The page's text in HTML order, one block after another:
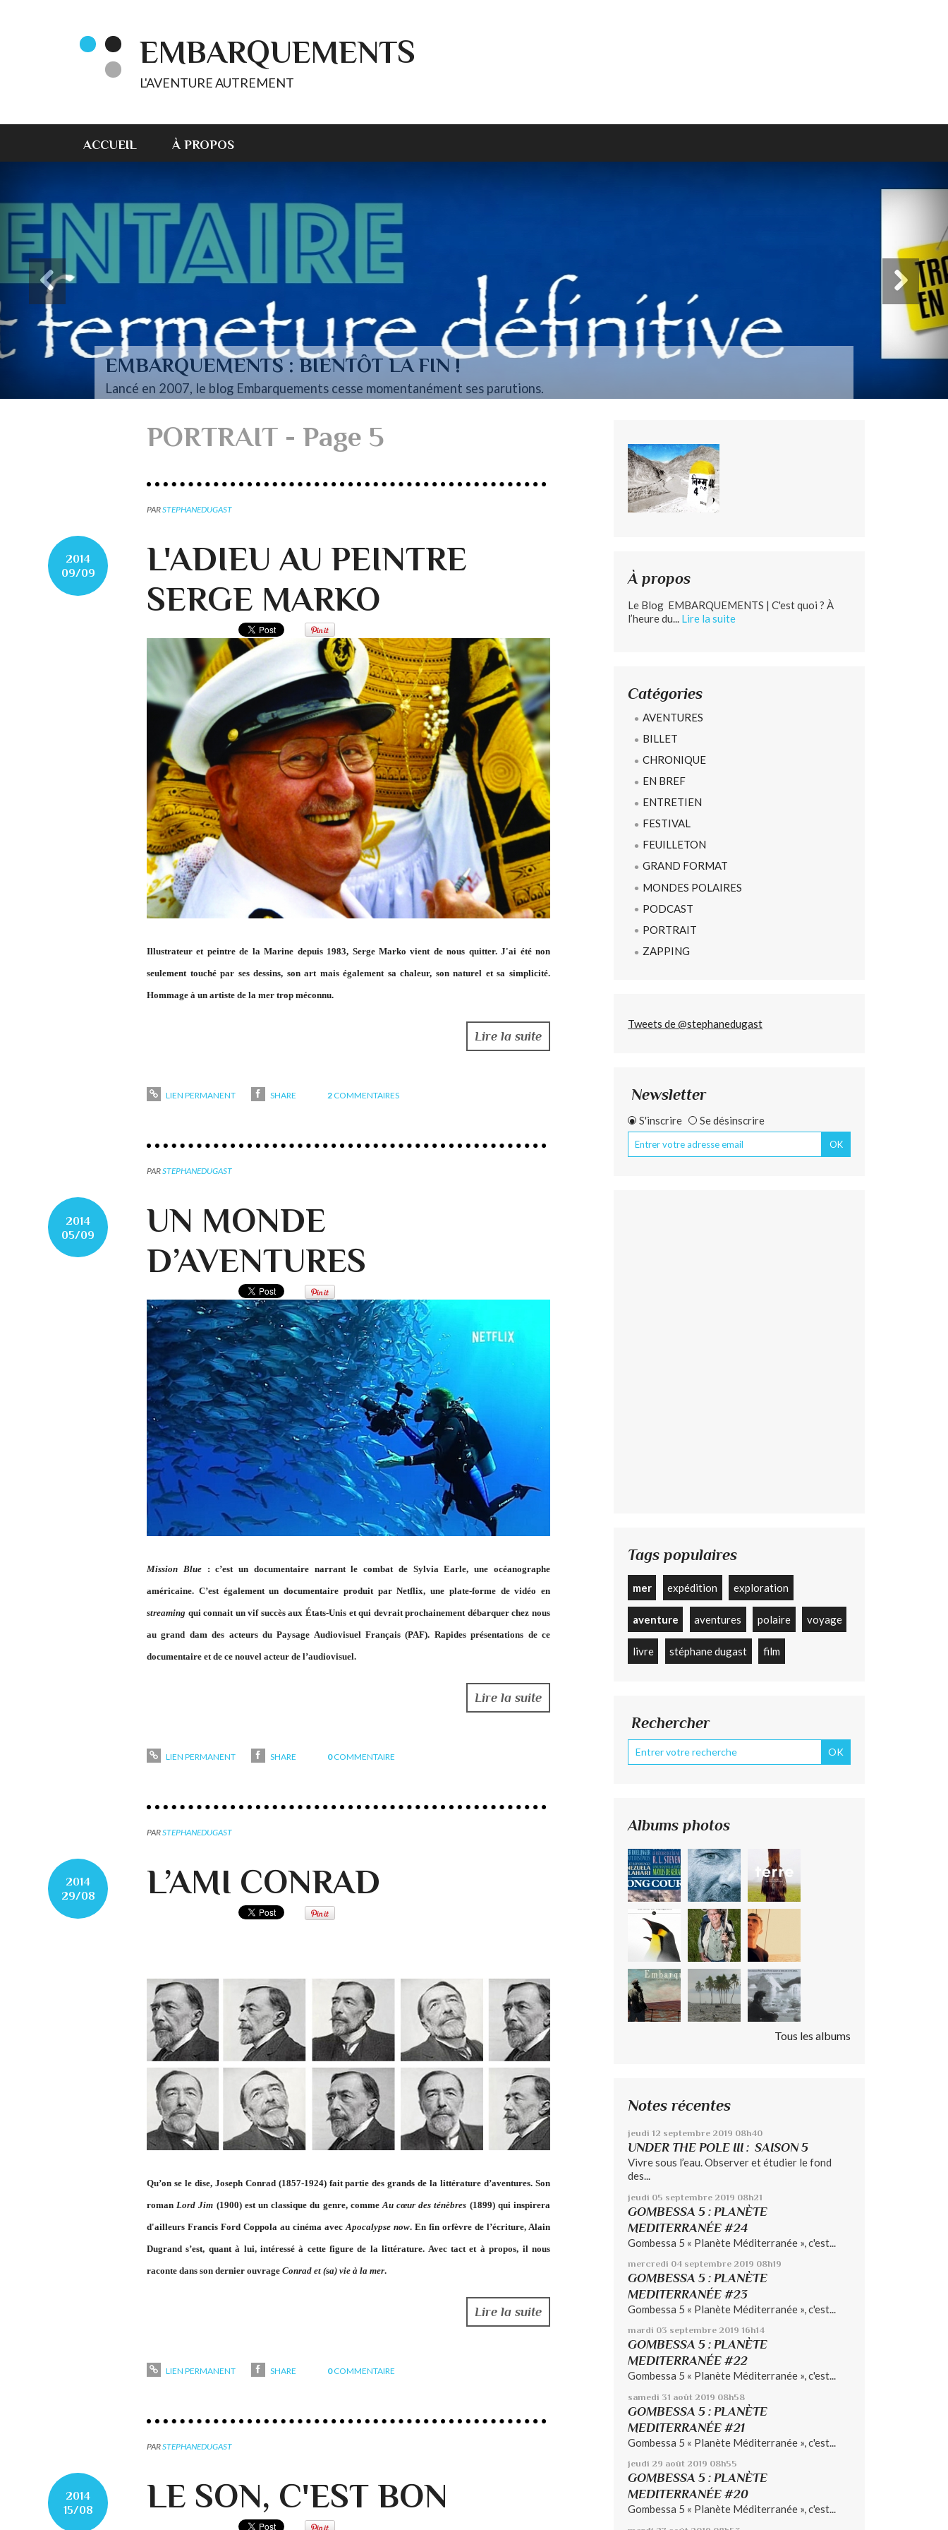
EMBARQUEMENTS
L'AVENTURE AUTREMENT
ACCUEIL À PROPOS
EMBARQUEMENTS : BIENTÔT LA FIN !
Lancé en 2007, le blog Embarquements cesse momentanément ses parutions.
PORTRAIT - Page 5
PARSTEPHANEDUGAST
2014
09/09
L'ADIEU AU PEINTRE
SERGE MARKO
Illustrateur et peintre de la Marine depuis 1983, Serge Marko vient de nous quitter. J'ai été non
seulement touché par ses dessins, son art mais également sa chaleur, son naturel et sa simplicité.
Hommage à un artiste de la mer trop méconnu.
Lire la suite
LIEN PERMANENT SHARE 2 COMMENTAIRES
PARSTEPHANEDUGAST
2014
05/09
UN MONDE
D’AVENTURES
Mission Blue: c’est un documentaire narrant le combat de Sylvia Earle, une océanographe
américaine. C’est également un documentaire produit par Netflix, une plate-forme de vidéo en
streaming qui connait un vif succès aux États-Unis et qui devrait prochainement débarquer chez nous
au grand dam des acteurs du Paysage Audiovisuel Français (PAF). Rapides présentations de ce
documentaire et de ce nouvel acteur de l’audiovisuel.
Lire la suite
LIEN PERMANENT SHARE 0 COMMENTAIRE
PARSTEPHANEDUGAST
2014
29/08
L’AMI CONRAD
Qu’on se le dise, Joseph Conrad (1857-1924) fait partie des grands de la littérature d’aventures. Son
romanLord Jim (1900) est un classique du genre, commeAu cœur des ténèbres (1899) qui inspirera
d'ailleurs Francis Ford Coppola au cinéma avecApocalypse now. En fin orfèvre de l’écriture, Alain
Dugrand s’est, quant à lui, intéressé à cette figure de la littérature. Avec tact et à propos, il nous
raconte dans son dernier ouvrage Conrad et (sa) vie à la mer.
Lire la suite
LIEN PERMANENT SHARE 0 COMMENTAIRE
PARSTEPHANEDUGAST
2014
15/08
LE SON, C'EST BON
À propos
Le Blog EMBARQUEMENTS | C'est quoi ? À
l’heure du... Lire la suite
Catégories
AVENTURES
BILLET
CHRONIQUE
EN BREF
ENTRETIEN
FESTIVAL
FEUILLETON
GRAND FORMAT
MONDES POLAIRES
PODCAST
PORTRAIT
ZAPPING
Tweets de @stephanedugast
Newsletter
S'inscrire Se désinscrire
Tags populaires
mer expédition exploration
aventure aventures polaire voyage
livre stéphane dugast film
Rechercher
Albums photos
Tous les albums
Notes récentes
jeudi 12 septembre 2019 08h40
UNDER THE POLE III : SAISON 5
Vivre sous l’eau. Observer et étudier le fond
des...
jeudi 05 septembre 2019 08h21
GOMBESSA 5 : PLANÈTE
MEDITERRANÉE #24
Gombessa 5 « Planète Méditerranée », c'est...
mercredi 04 septembre 2019 08h19
GOMBESSA 5 : PLANÈTE
MEDITERRANÉE #23
Gombessa 5 « Planète Méditerranée », c'est...
mardi 03 septembre 2019 16h14
GOMBESSA 5 : PLANÈTE
MEDITERRANÉE #22
Gombessa 5 « Planète Méditerranée », c'est...
samedi 31 août 2019 08h58
GOMBESSA 5 : PLANÈTE
MEDITERRANÉE #21
Gombessa 5 « Planète Méditerranée », c'est...
jeudi 29 août 2019 08h55
GOMBESSA 5 : PLANÈTE
MEDITERRANÉE #20
Gombessa 5 « Planète Méditerranée », c'est...